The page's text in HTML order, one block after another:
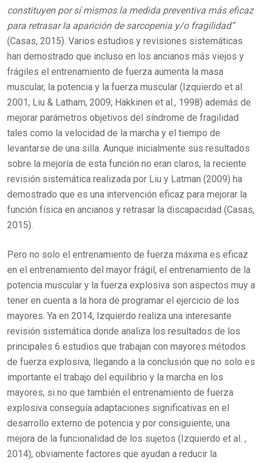
constituyen por sí mismos la medida preventiva más eficaz
para retrasar la aparición de sarcopenia y/o fragilidad”
(Casas, 2015). Varios estudios y revisiones sistemáticas
han demostrado que incluso en los ancianos más viejos y
frágiles el entrenamiento de fuerza aumenta la masa
muscular, la potencia y la fuerza muscular (Izquierdo et al.
2001; Liu & Latham, 2009; Häkkinen et al., 1998) además de
mejorar parámetros objetivos del síndrome de fragilidad
tales como la velocidad de la marcha y el tiempo de
levantarse de una silla. Aunque inicialmente sus resultados
sobre la mejoría de esta función no eran claros, la reciente
revisión sistemática realizada por Liu y Latman (2009) ha
demostrado que es una intervención eficaz para mejorar la
función física en ancianos y retrasar la discapacidad (Casas,
2015).
Pero no solo el entrenamiento de fuerza máxima es eficaz
en el entrenamiento del mayor frágil, el entrenamiento de la
potencia muscular y la fuerza explosiva son aspectos muy a
tener en cuenta a la hora de programar el ejercicio de los
mayores. Ya en 2014, Izquierdo realiza una interesante
revisión sistemática donde analiza los resultados de los
principales 6 estudios que trabajan con mayores métodos
de fuerza explosiva, llegando a la conclusión que no solo es
importante el trabajo del equilibrio y la marcha en los
mayores, si no que también el entrenamiento de fuerza
explosiva conseguía adaptaciones significativas en el
desarrollo externo de potencia y por consiguiente, una
mejora de la funcionalidad de los sujetos (Izquierdo et al. ,
2014), obviamente factores que ayudan a reducir la